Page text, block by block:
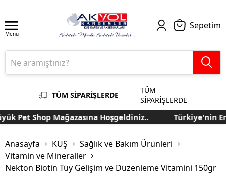
Menu
Sepetim
TÜM SİPARİŞLERDE
TÜM
SİPARİŞLERDE
Pet Shop Mağazasına Hoşgeldiniz.. Türkiye'nin En
Anasayfa KUŞ
Sağlık ve Bakım Ürünleri
Vitamin ve Mineraller
Nekton Biotin Tüy Gelişim ve Düzenleme Vitamini 150gr